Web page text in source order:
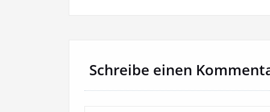
Schreibe einen